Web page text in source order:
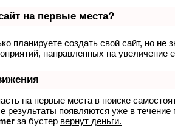
на первые места?
планируете создать свой сайт, но не
направленных на увеличение
на первые места в поиске
результаты появляются уже в
за бустер вернут деньги.